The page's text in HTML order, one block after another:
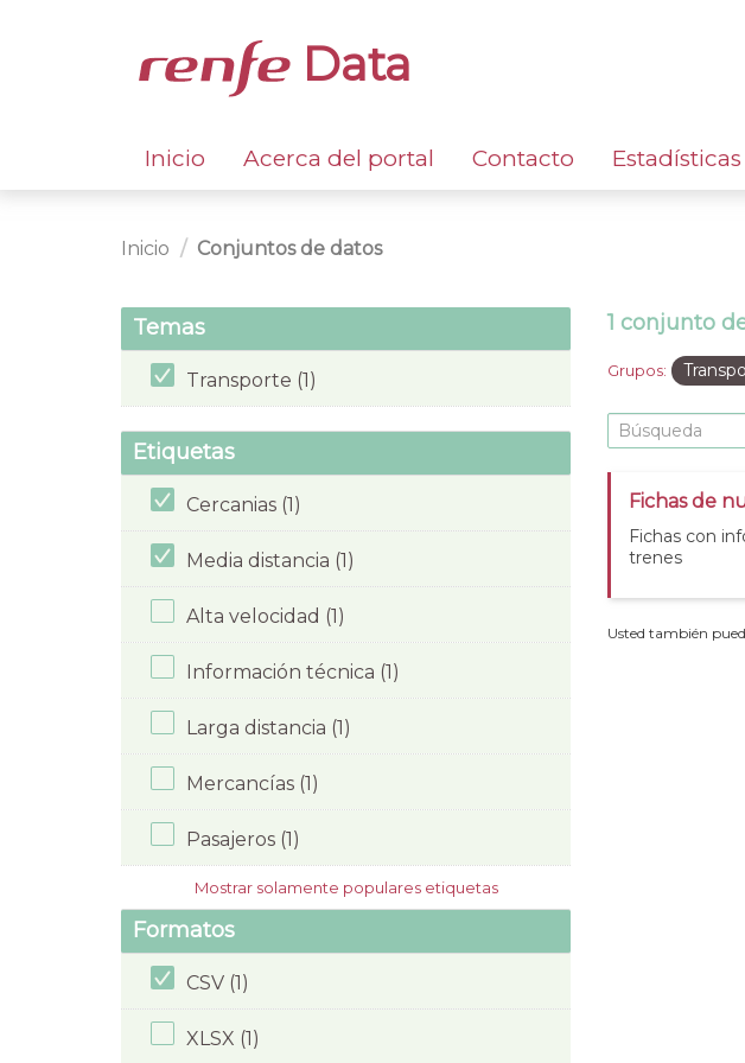
Data
Inicio Acerca del portal Contacto Estadísticas
Inicio Conjuntos de datos
Temas
Transporte (1)
Etiquetas
Cercanias (1)
Media distancia (1)
Alta velocidad (1)
Información técnica (1)
Larga distancia (1)
Mercancías (1)
Pasajeros (1)
Mostrar solamente populares etiquetas
Formatos
CSV (1)
XLSX (1)
1 conjunto
Grupos:
Fichas de
Fichas con
trenes
Usted también